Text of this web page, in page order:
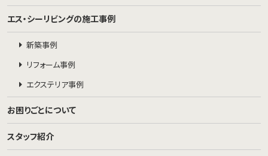
エス・シーリビングの施工事例
新築事例
リフォーム事例
エクステリア事例
お困りごとについて
スタッフ紹介